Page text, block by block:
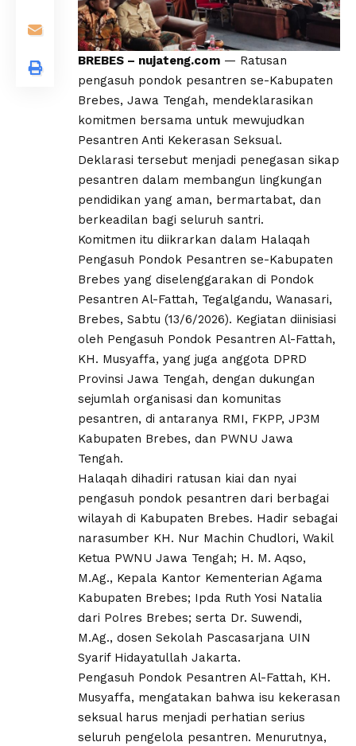
BREBES – nujateng.com — Ratusan
pengasuh pondok pesantren se-Kabupaten
Brebes, Jawa Tengah, mendeklarasikan
komitmen bersama untuk mewujudkan
Pesantren Anti Kekerasan Seksual.
Deklarasi tersebut menjadi penegasan sikap
pesantren dalam membangun lingkungan
pendidikan yang aman, bermartabat, dan
berkeadilan bagi seluruh santri.
Komitmen itu diikrarkan dalam Halaqah
Pengasuh Pondok Pesantren se-Kabupaten
Brebes yang diselenggarakan di Pondok
Pesantren Al-Fattah, Tegalgandu, Wanasari,
Brebes, Sabtu (13/6/2026). Kegiatan diinisiasi
oleh Pengasuh Pondok Pesantren Al-Fattah,
KH. Musyaffa, yang juga anggota DPRD
Provinsi Jawa Tengah, dengan dukungan
sejumlah organisasi dan komunitas
pesantren, di antaranya RMI, FKPP, JP3M
Kabupaten Brebes, dan PWNU Jawa
Tengah.
Halaqah dihadiri ratusan kiai dan nyai
pengasuh pondok pesantren dari berbagai
wilayah di Kabupaten Brebes. Hadir sebagai
narasumber KH. Nur Machin Chudlori, Wakil
Ketua PWNU Jawa Tengah; H. M. Aqso,
M.Ag., Kepala Kantor Kementerian Agama
Kabupaten Brebes; Ipda Ruth Yosi Natalia
dari Polres Brebes; serta Dr. Suwendi,
M.Ag., dosen Sekolah Pascasarjana UIN
Syarif Hidayatullah Jakarta.
Pengasuh Pondok Pesantren Al-Fattah, KH.
Musyaffa, mengatakan bahwa isu kekerasan
seksual harus menjadi perhatian serius
seluruh pengelola pesantren. Menurutnya,